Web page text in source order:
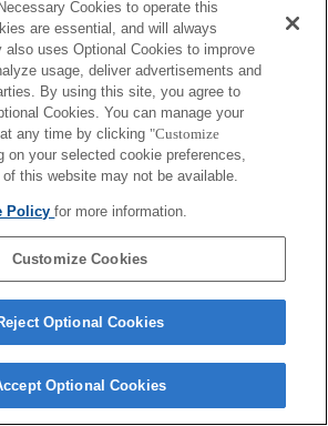
записывается на внутренний микрофон.
S (Shutter priority), and M (Manual) modes, the
can not be adjusted during the movie recording.
для объектива) не работает.
с байонетом A, используя адаптер, функция "MF
фокусировке] не будет срабатывать автоматически
фокусировки. Для увеличения изображения
Magnifier" [Увеличитель фокусировки] или "MF
фокусировке] любой клавише в меню "Custom
пользовательских кнопок].
Copyright 2026 Sony Corporation
Cookies to operate this
are essential, and will always
also uses Optional Cookies to improve
usage, deliver advertisements and
By using this site, you agree to
Cookies. You can manage your
any time by clicking "Customize
on your selected cookie preferences,
this website may not be available.
Policyfor more information.
Customize Cookies
Optional Cookies
Optional Cookies